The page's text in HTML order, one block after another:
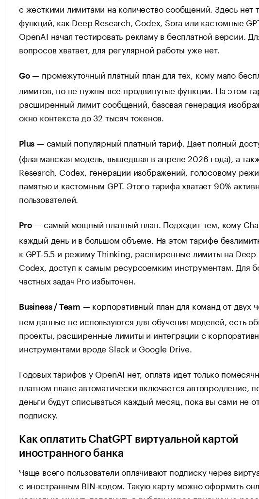
с жесткими лимитами на количество сообщений. Здесь нет
функций, как Deep Research, Codex, Sora или кастомные
OpenAI начал тестировать рекламу в бесплатной версии.
вопросов хватает, для регулярной работы уже нет.
Go— промежуточный платный план для тех, кому мало
лимитов, но не нужны все продвинутые функции. На этом
расширенный лимит сообщений, базовая генерация
окно контекста до 32 тысяч токенов.
Plus — самый популярный платный тариф. Дает полный
(флагманская модель, вышедшая в апреле 2026 года), а
Research, Codex, генерации изображений, голосовому
памятью и кастомным GPT. Этого тарифа хватает 90%
пользователей.
Pro— самый мощный платный план. Подходит тем, кому
каждый день и в большом объеме. На этом тарифе
к GPT-5.5 и режиму Thinking, расширенные лимиты на Deep
Codex, доступ к самым ресурсоемким инструментам. Для
частных задач Pro избыточен.
Business / Team — корпоративный план для команд от двух
нем данные не используются для обучения моделей, есть
проекты, расширенные лимиты и интеграции с
инструментами вроде Slack и Google Drive.
Годовых тарифов у OpenAI нет, оплата идет только
платном плане автоматически включается автопродление,
деньги будут списываться каждый месяц, пока вы сами не
подписку.
Как оплатить ChatGPT виртуальной картой
иностранного банка
Чаще всего пользователи оплачивают подписку через
с иностранным BIN-кодом. Такую карту можно оформить